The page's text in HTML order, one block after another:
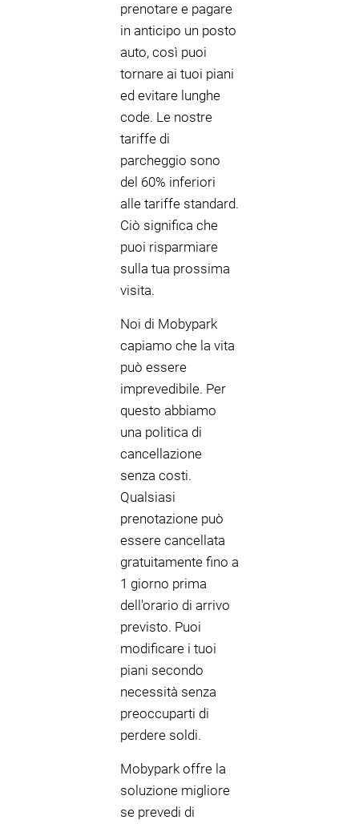
prenotare e pagare
in anticipo un posto
auto, così puoi
tornare ai tuoi piani
ed evitare lunghe
code. Le nostre
tariffe di
parcheggio sono
del 60% inferiori
alle tariffe standard.
Ciò significa che
puoi risparmiare
sulla tua prossima
visita.
Noi di Mobypark
capiamo che la vita
può essere
imprevedibile. Per
questo abbiamo
una politica di
cancellazione
senza costi.
Qualsiasi
prenotazione può
essere cancellata
gratuitamente fino a
1 giorno prima
dell'orario di arrivo
previsto. Puoi
modificare i tuoi
piani secondo
necessità senza
preoccuparti di
perdere soldi.
Mobypark offre la
soluzione migliore
se prevedi di